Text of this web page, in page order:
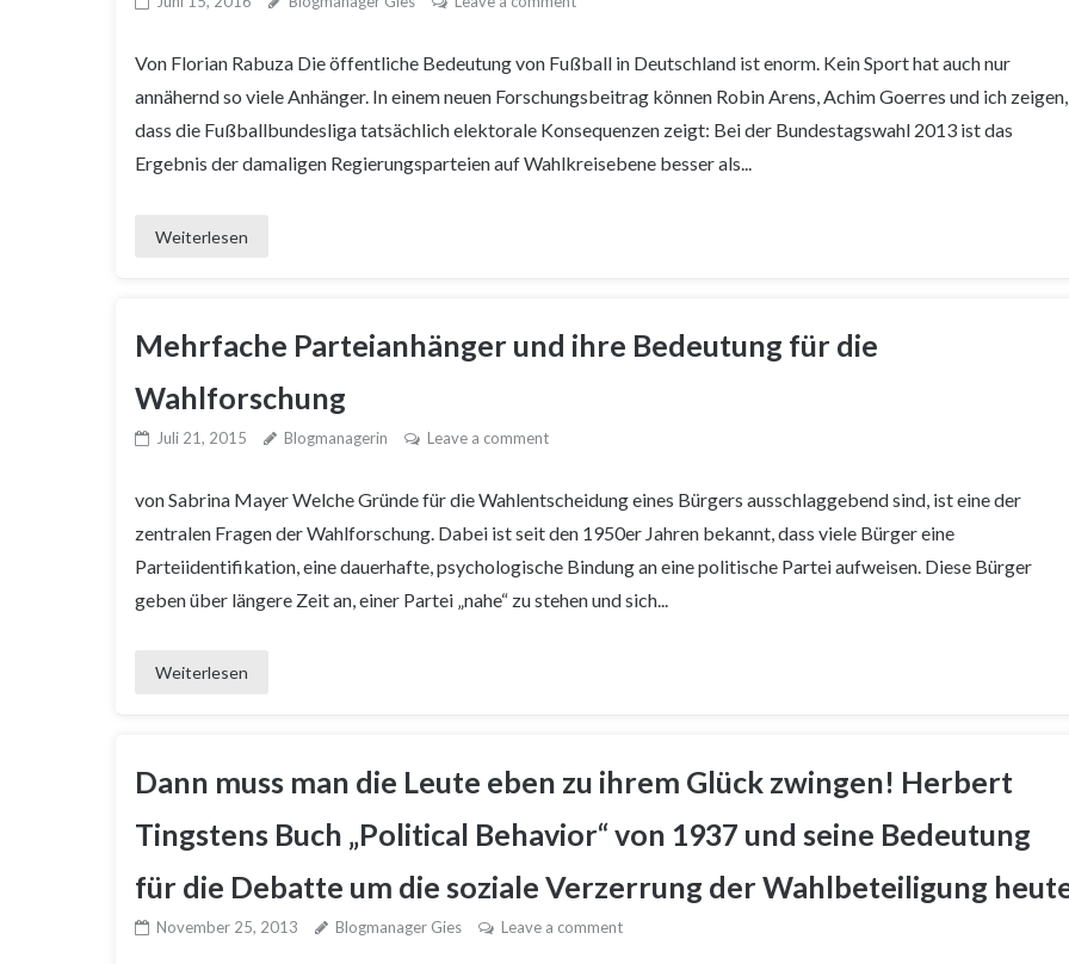
Von Florian Rabuza Die öffentliche Bedeutung von Fußball in Deutschland ist enorm. Kein Sport hat auch nur
annähernd so viele Anhänger. In einem neuen Forschungsbeitrag können Robin Arens, Achim Goerres und ich zeigen,
dass die Fußballbundesliga tatsächlich elektorale Konsequenzen zeigt: Bei der Bundestagswahl 2013 ist das
Ergebnis der damaligen Regierungsparteien auf Wahlkreisebene besser als...
Weiterlesen
Mehrfache Parteianhänger und ihre Bedeutung für die
Wahlforschung
Juli 21, 2015 Blogmanagerin Leave a comment
von Sabrina Mayer Welche Gründe für die Wahlentscheidung eines Bürgers ausschlaggebend sind, ist eine der
zentralen Fragen der Wahlforschung. Dabei ist seit den 1950er Jahren bekannt, dass viele Bürger eine
Parteiidentifikation, eine dauerhafte, psychologische Bindung an eine politische Partei aufweisen. Diese Bürger
geben über längere Zeit an, einer Partei „nahe“ zu stehen und sich...
Weiterlesen
Dann muss man die Leute eben zu ihrem Glück zwingen! Herbert
Tingstens Buch „Political Behavior“ von 1937 und seine Bedeutung
für die Debatte um die soziale Verzerrung der Wahlbeteiligung
November 25, 2013 Blogmanager Gies Leave a comment